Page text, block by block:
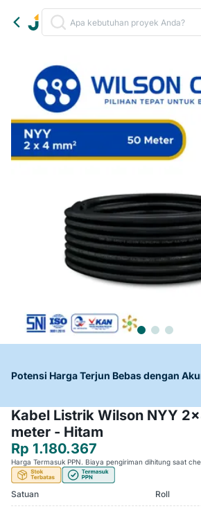
Potensi Harga Terjun Bebas dengan
Kabel Listrik Wilson NYY
meter - Hitam
Rp 1.180.367
Harga Termasuk PPN. Biaya pengiriman dihitung saat
Satuan Roll